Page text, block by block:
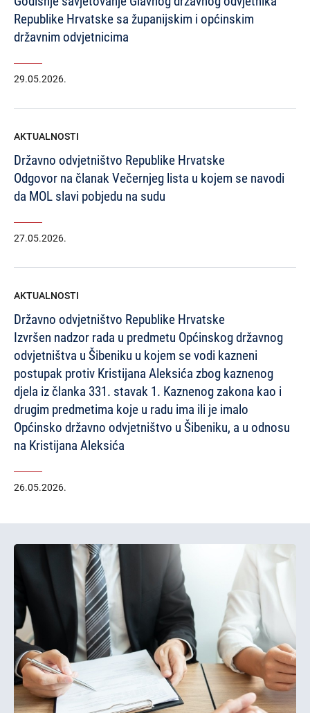
Republike Hrvatske sa županijskim i općinskim
državnim odvjetnicima
29.05.2026.
AKTUALNOSTI
Državno odvjetništvo Republike Hrvatske
Odgovor na članak Večernjeg lista u kojem se navodi
da MOL slavi pobjedu na sudu
27.05.2026.
AKTUALNOSTI
Državno odvjetništvo Republike Hrvatske
Izvršen nadzor rada u predmetu Općinskog državnog
odvjetništva u Šibeniku u kojem se vodi kazneni
postupak protiv Kristijana Aleksića zbog kaznenog
djela iz članka 331. stavak 1. Kaznenog zakona kao i
drugim predmetima koje u radu ima ili je imalo
Općinsko državno odvjetništvo u Šibeniku, a u odnosu
na Kristijana Aleksića
26.05.2026.